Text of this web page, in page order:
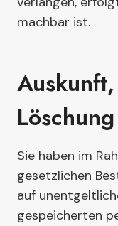
machbar ist.
Löschung
Sie haben im
gesetzlichen
auf
gespeicherten